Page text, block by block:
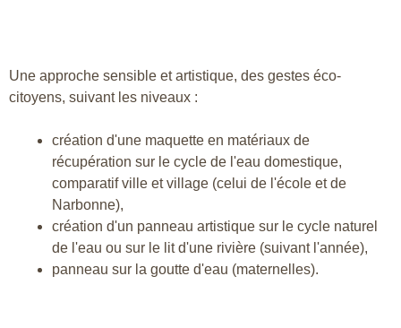
Une approche sensible et artistique, des gestes éco-
citoyens, suivant les niveaux :
création d'une maquette en matériaux de
récupération sur le cycle de l'eau domestique,
comparatif ville et village (celui de l'école et de
Narbonne),
création d'un panneau artistique sur le cycle naturel
de l'eau ou sur le lit d'une rivière (suivant l'année),
panneau sur la goutte d'eau (maternelles).